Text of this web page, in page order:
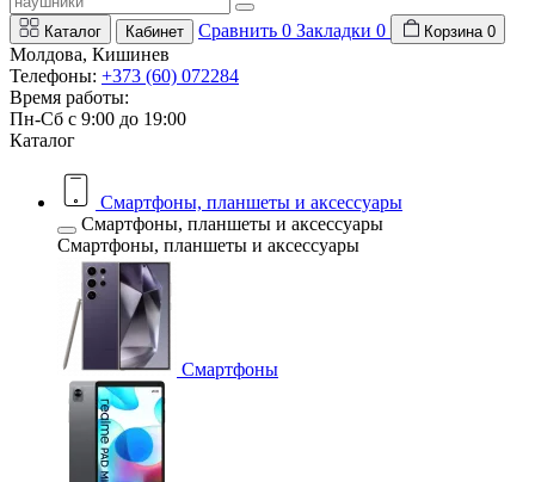
Каталог Кабинет Сравнить 0 Закладки 0 Корзина 0
Молдова, Кишинев
Телефоны: +373 (60) 072284
Время работы:
Пн-Сб с 9:00 до 19:00
Каталог
Смартфоны, планшеты и аксессуары
Смартфоны, планшеты и аксессуары
Смартфоны, планшеты и аксессуары
Смартфоны